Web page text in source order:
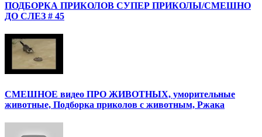
ПОДБОРКА ПРИКОЛОВ СУПЕР ПРИКОЛЫ/СМЕШНО
ДО СЛЕЗ # 45
СМЕШНОЕ видео ПРО ЖИВОТНЫХ, уморительные
животные, Подборка приколов с животным, Ржака